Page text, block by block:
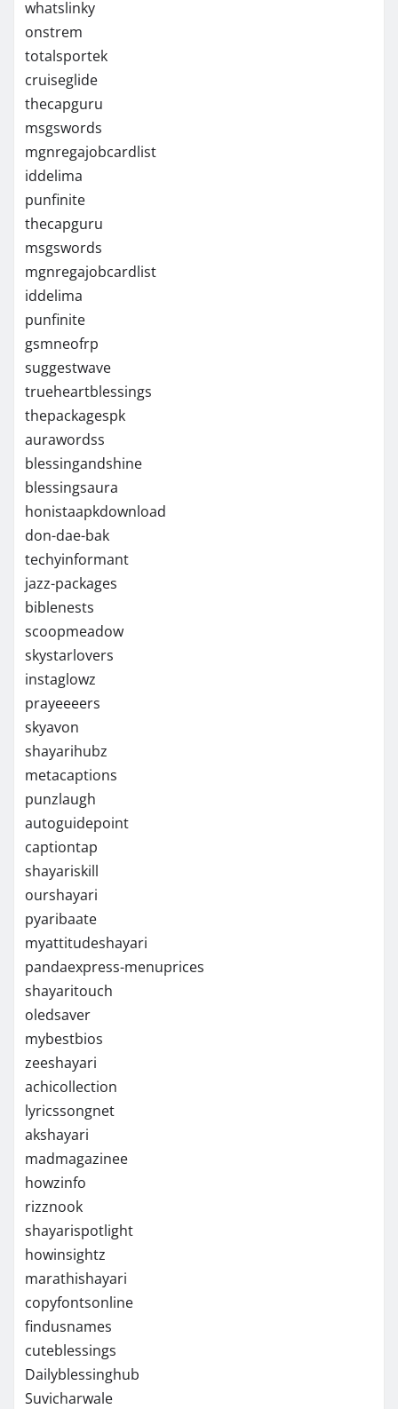
whatslinky
onstrem
totalsportek
cruiseglide
thecapguru
msgswords
mgnregajobcardlist
iddelima
punfinite
thecapguru
msgswords
mgnregajobcardlist
iddelima
punfinite
gsmneofrp
suggestwave
trueheartblessings
thepackagespk
aurawordss
blessingandshine
blessingsaura
honistaapkdownload
don-dae-bak
techyinformant
jazz-packages
biblenests
scoopmeadow
skystarlovers
instaglowz
prayeeeers
skyavon
shayarihubz
metacaptions
punzlaugh
autoguidepoint
captiontap
shayariskill
ourshayari
pyaribaate
myattitudeshayari
pandaexpress-menuprices
shayaritouch
oledsaver
mybestbios
zeeshayari
achicollection
lyricssongnet
akshayari
madmagazinee
howzinfo
rizznook
shayarispotlight
howinsightz
marathishayari
copyfontsonline
findusnames
cuteblessings
Dailyblessinghub
Suvicharwale